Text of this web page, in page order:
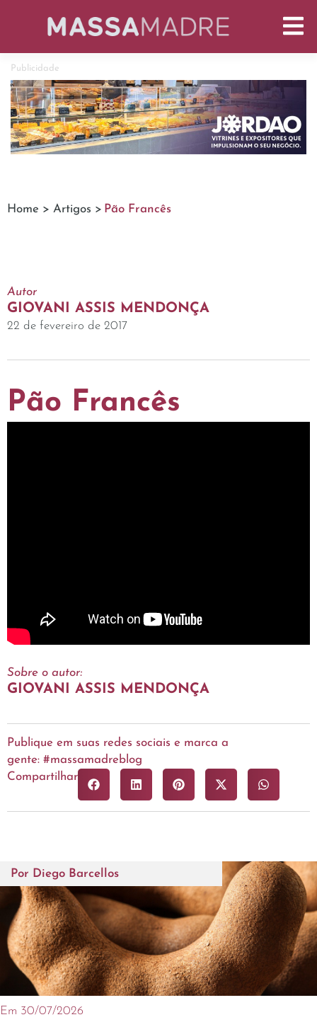
Publicidade
Home > Artigos > Pão Francês
Autor
GIOVANI ASSIS MENDONÇA
22 de fevereiro de 2017
Pão Francês
Sobre o autor:
GIOVANI ASSIS MENDONÇA
Publique em suas redes sociais e marca a
gente: #massamadreblog
Compartilhar
Por Diego Barcellos
Em 30/07/2026